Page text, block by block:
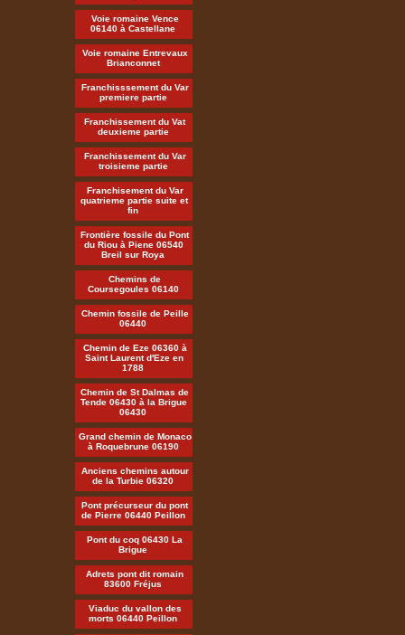
Voie romaine Vence
06140 à Castellane
Voie romaine Entrevaux
Brianconnet
Franchisssement du Var
premiere partie
Franchissement du Vat
deuxieme partie
Franchissement du Var
troisieme partie
Franchisement du Var
quatrieme partie suite et
fin
Frontière fossile du Pont
du Riou à Piene 06540
Breil sur Roya
Chemins de
Coursegoules 06140
Chemin fossile de Peille
06440
Chemin de Eze 06360 à
Saint Laurent d'Eze en
1788
Chemin de St Dalmas de
Tende 06430 à la Brigue
06430
Grand chemin de Monaco
à Roquebrune 06190
Anciens chemins autour
de la Turbie 06320
Pont précurseur du pont
de Pierre 06440 Peillon
Pont du coq 06430 La
Brigue
Adrets pont dit romain
83600 Fréjus
Viaduc du vallon des
morts 06440 Peillon